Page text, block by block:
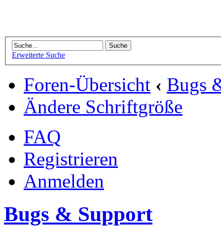
Erweiterte Suche
Foren-Übersicht ‹ Bugs
Ändere Schriftgröße
FAQ
Registrieren
Anmelden
Bugs & Support